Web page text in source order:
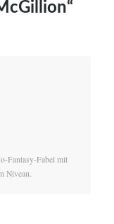
Fantasy-Fabel mit
Niveau.